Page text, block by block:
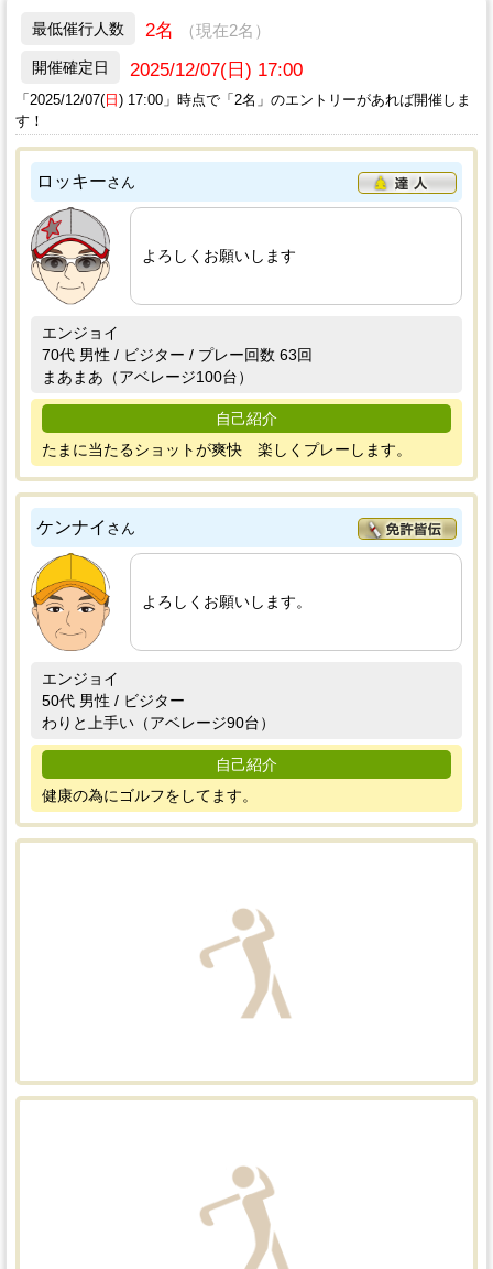
最低催行人数 2名 （現在2名）
開催確定日 2025/12/07(日) 17:00
「2025/12/07( 日 ) 17:00」時点で「2名」のエントリーがあれば開催しま
す！
ロッキーさん
よろしくお願いします
エンジョイ
70代 男性 / ビジター / プレー回数 63回
まあまあ（アベレージ100台）
自己紹介
たまに当たるショットが爽快 楽しくプレーします。
ケンナイ さん
よろしくお願いします。
エンジョイ
50代 男性 / ビジター
わりと上手い（アベレージ90台）
自己紹介
健康の為にゴルフをしてます。